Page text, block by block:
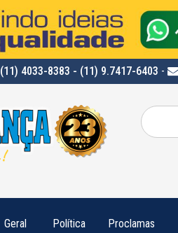
(11) 4033-8383 - (11) 9.7417-6403 -
Pesquisar
por:
Geral Política
Proclamas